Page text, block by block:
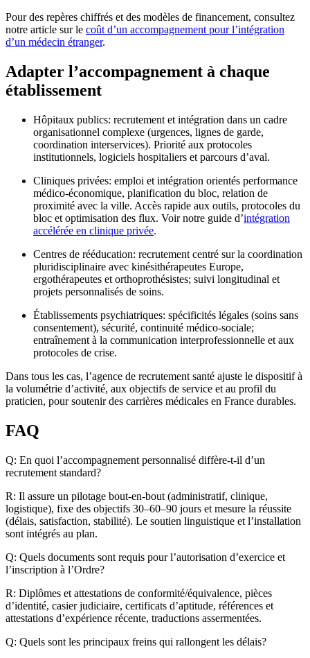
Pour des repères chiffrés et des modèles de financement, consultez
notre article sur le coût d’un accompagnement pour l’intégration
d’un médecin étranger.
Adapter l’accompagnement à chaque
établissement
Hôpitaux publics: recrutement et intégration dans un cadre
organisationnel complexe (urgences, lignes de garde,
coordination interservices). Priorité aux protocoles
institutionnels, logiciels hospitaliers et parcours d’aval.
Cliniques privées: emploi et intégration orientés performance
médico-économique, planification du bloc, relation de
proximité avec la ville. Accès rapide aux outils, protocoles du
bloc et optimisation des flux. Voir notre guide d’intégration
accélérée en clinique privée.
Centres de rééducation: recrutement centré sur la coordination
pluridisciplinaire avec kinésithérapeutes Europe,
ergothérapeutes et orthoprothésistes; suivi longitudinal et
projets personnalisés de soins.
Établissements psychiatriques: spécificités légales (soins sans
consentement), sécurité, continuité médico-sociale;
entraînement à la communication interprofessionnelle et aux
protocoles de crise.
Dans tous les cas, l’agence de recrutement santé ajuste le dispositif à
la volumétrie d’activité, aux objectifs de service et au profil du
praticien, pour soutenir des carrières médicales en France durables.
FAQ
Q: En quoi l’accompagnement personnalisé diffère-t-il d’un
recrutement standard?
R: Il assure un pilotage bout-en-bout (administratif, clinique,
logistique), fixe des objectifs 30–60–90 jours et mesure la réussite
(délais, satisfaction, stabilité). Le soutien linguistique et l’installation
sont intégrés au plan.
Q: Quels documents sont requis pour l’autorisation d’exercice et
l’inscription à l’Ordre?
R: Diplômes et attestations de conformité/équivalence, pièces
d’identité, casier judiciaire, certificats d’aptitude, références et
attestations d’expérience récente, traductions assermentées.
Q: Quels sont les principaux freins qui rallongent les délais?